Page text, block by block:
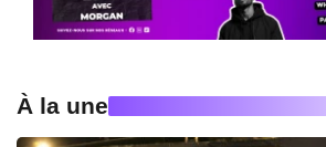
À la une